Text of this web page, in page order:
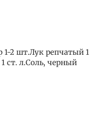
2 шт.Лук репчатый 1
ст. л.Соль, черный